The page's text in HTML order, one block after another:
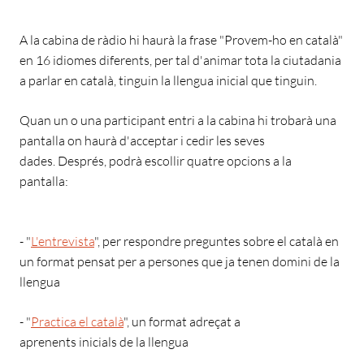
A la cabina de ràdio hi haurà la frase "Provem-ho en català"
en 16 idiomes diferents, per tal d'animar tota la ciutadania
a parlar en català, tinguin la llengua inicial que tinguin.
Quan un o una participant entri a la cabina hi trobarà una
pantalla on haurà d'acceptar i cedir les seves
dades. Després, podrà escollir quatre opcions a la
pantalla:
- "L'entrevista", per respondre preguntes sobre el català en
un format pensat per a persones que ja tenen domini de la
llengua
- "Practica el català", un format adreçat a
aprenents inicials de la llengua